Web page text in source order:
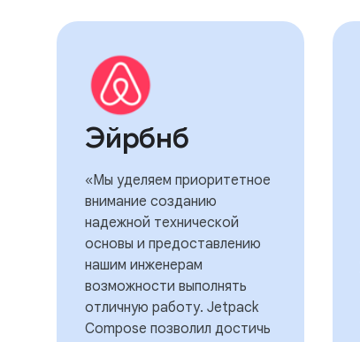
Эйрбнб
«Мы уделяем приоритетное
внимание созданию
надежной технической
основы и предоставлению
нашим инженерам
возможности выполнять
отличную работу. Jetpack
Compose позволил достичь